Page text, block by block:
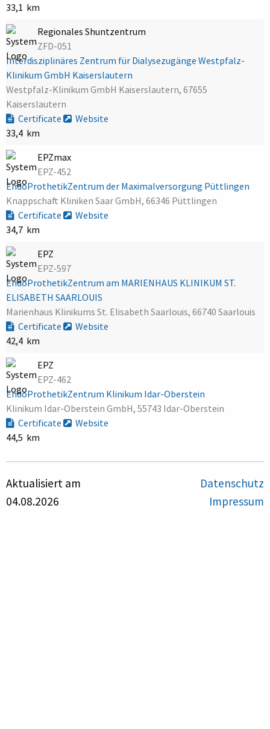
33,1 km
Regionales Shuntzentrum
ZFD-051
Interdisziplinäres Zentrum für Dialysezugänge Westpfalz-
Klinikum GmbH Kaiserslautern
Westpfalz-Klinikum GmbH Kaiserslautern, 67655
Kaiserslautern
Certificate
Website
33,4 km
EPZmax
EPZ-452
EndoProthetikZentrum der Maximalversorgung Püttlingen
Knappschaft Kliniken Saar GmbH, 66346 Püttlingen
Certificate
Website
34,7 km
EPZ
EPZ-597
EndoProthetikZentrum am MARIENHAUS KLINIKUM ST.
ELISABETH SAARLOUIS
Marienhaus Klinikums St. Elisabeth Saarlouis, 66740 Saarlouis
Certificate
Website
42,4 km
EPZ
EPZ-462
EndoProthetikZentrum Klinikum Idar-Oberstein
Klinikum Idar-Oberstein GmbH, 55743 Idar-Oberstein
Certificate
Website
44,5 km
Aktualisiert am
04.08.2026
Datenschutz
Impressum